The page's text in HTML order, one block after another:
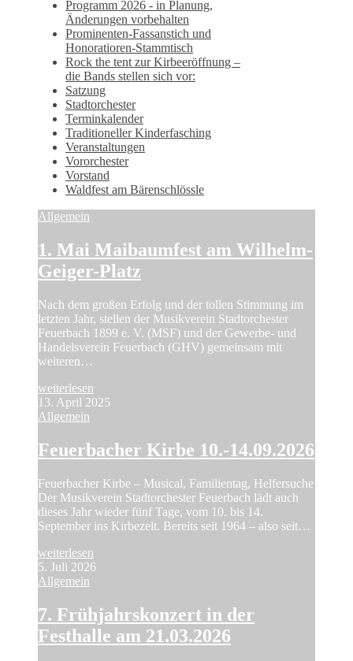
Programm 2026 - in Planung,
Änderungen vorbehalten
Prominenten-Fassanstich und
Honoratioren-Stammtisch
Rock the tent zur Kirbeeröffnung –
die Bands stellen sich vor:
Satzung
Stadtorchester
Terminkalender
Traditioneller Kinderfasching
Veranstaltungen
Vororchester
Vorstand
Waldfest am Bärenschlössle
Allgemein
1. Mai Maibaumfest am Wilhelm-
Geiger-Platz
Nach dem großen Erfolg und der tollen Stimmung im
letzten Jahr, stellen der Musikverein Stadtorchester
Feuerbach 1899 e. V. (MSF) und der Gewerbe- und
Handelsverein Feuerbach (GHV) gemeinsam mit
weiteren…
weiterlesen
13. April 2025
Allgemein
Feuerbacher Kirbe 10.-14.09.2026
Feuerbacher Kirbe – Musical, Familientag, Helfersuche
Der Musikverein Stadtorchester Feuerbach lädt auch
dieses Jahr wieder fünf Tage, vom 10. bis 14.
September ins Kirbezelt. Bereits seit 1964 – also seit…
weiterlesen
5. Juli 2026
Allgemein
7. Frühjahrskonzert in der
Festhalle am 21.03.2026